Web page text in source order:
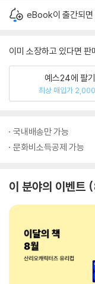
eBook이 출간되면
이미 소장하고 있다면 판
예스24에 팔기
최상 매입가
국내배송만 가능
문화비소득공제 가능
이 분야의 이벤트